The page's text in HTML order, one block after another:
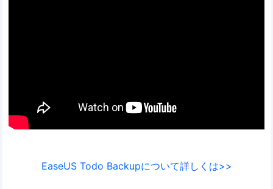
EaseUS Todo Backupについて詳しくは>>